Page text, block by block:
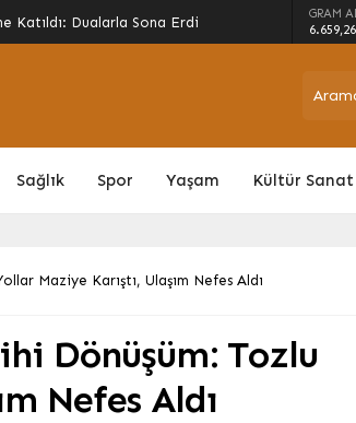
Havalimanı Eylül’de, Çevre
GRAM
6.659,26
Sağlık Spor Yaşam Kültür Sanat
Maziye Karıştı, Ulaşım Nefes Aldı
Dönüşüm: Tozlu
Nefes Aldı